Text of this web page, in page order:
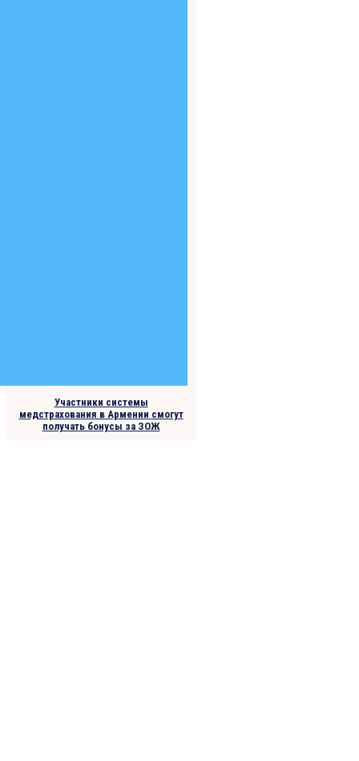
Участники системы
медстрахования в Армении смогут
получать бонусы за ЗОЖ